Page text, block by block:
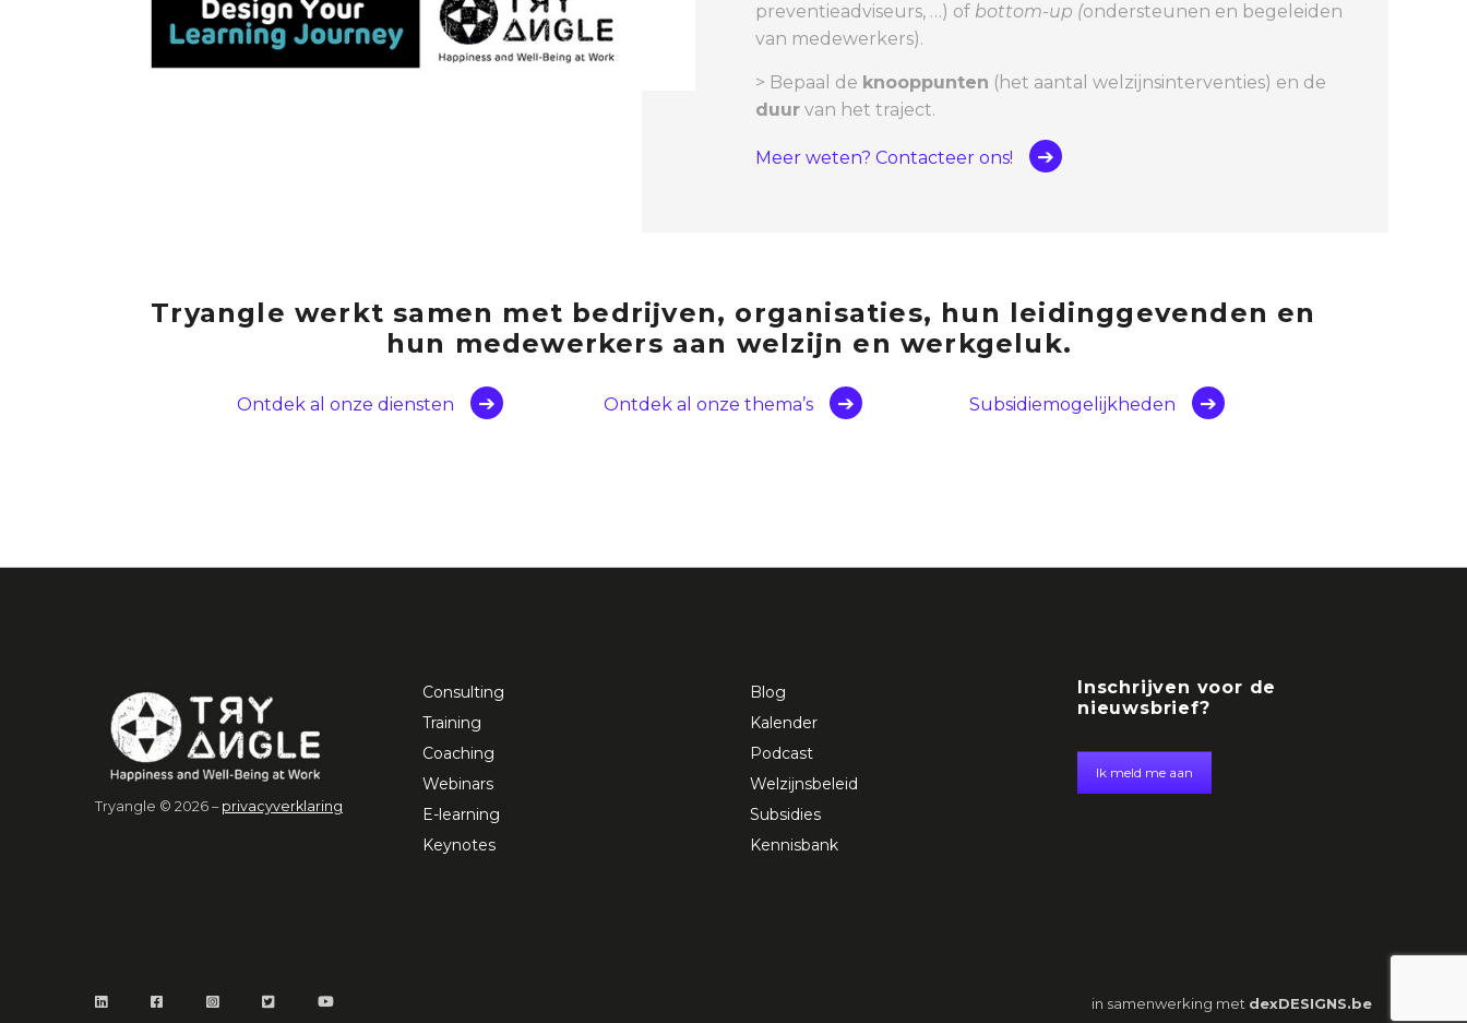
preventieadviseurs, …) of bottom-up (ondersteunen en begeleiden
van medewerkers).
> Bepaal de knooppunten (het aantal welzijnsinterventies) en de
duur van het traject.
Meer weten? Contacteer ons!
Tryangle werkt samen met bedrijven, organisaties, hun leidinggevenden en
hun medewerkers aan welzijn en werkgeluk. ​
Ontdek al onze diensten Ontdek al onze thema’s Subsidiemogelijkheden
Tryangle © 2026 – privacyverklaring
Consulting
Training
Coaching
Webinars
E-learning
Keynotes
Blog
Kalender
Podcast
Welzijnsbeleid
Subsidies
Kennisbank
Inschrijven voor de
nieuwsbrief?
Ik meld me aan
in samenwerking met dexDESIGNS.be